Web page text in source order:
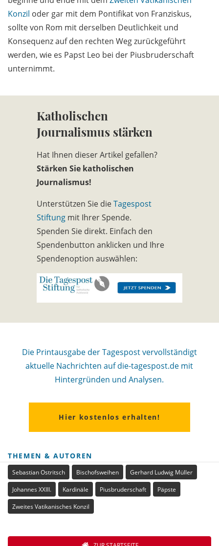
Konzil oder gar mit dem Pontifikat von Franziskus,
sollte von Rom mit derselben Deutlichkeit und
Konsequenz auf den rechten Weg zurückgeführt
werden, wie es Papst Leo bei der Piusbruderschaft
unternimmt.
Katholischen
Journalismus stärken
Hat Ihnen dieser Artikel gefallen?
Stärken Sie katholischen
Journalismus!
Unterstützen Sie dieTagespost
Stiftung mit Ihrer Spende.
Spenden Sie direkt. Einfach den
Spendenbutton anklicken und Ihre
Spendenoption auswählen:
Die Printausgabe der Tagespost vervollständigt
aktuelle Nachrichten auf die-tagespost.de mit
Hintergründen und Analysen.
Hier kostenlos erhalten!
THEMEN & AUTOREN
Sebastian Ostritsch Bischofsweihen Gerhard Ludwig Müller
Johannes XXIII. Kardinäle Piusbruderschaft Päpste
Zweites Vatikanisches Konzil